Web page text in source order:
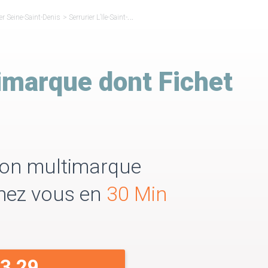
Seine-Saint-Denis > Serrurier L’Ile-Saint-Denis
dont Fichet
multimarque
vous en 30 Min